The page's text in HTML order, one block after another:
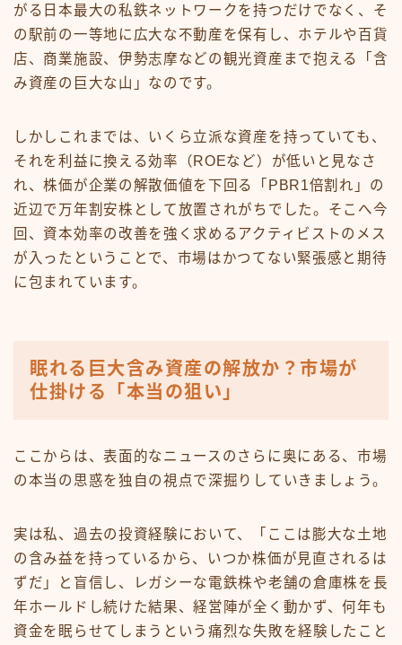
がる日本最大の私鉄ネットワークを持つだけでなく、そ
の駅前の一等地に広大な不動産を保有し、ホテルや百貨
店、商業施設、伊勢志摩などの観光資産まで抱える「含
み資産の巨大な山」なのです。
しかしこれまでは、いくら立派な資産を持っていても、
それを利益に換える効率（ROEなど）が低いと見なさ
れ、株価が企業の解散価値を下回る「PBR1倍割れ」の
近辺で万年割安株として放置されがちでした。そこへ今
回、資本効率の改善を強く求めるアクティビストのメス
が入ったということで、市場はかつてない緊張感と期待
に包まれています。
眠れる巨大含み資産の解放か？市場が
仕掛ける「本当の狙い」
ここからは、表面的なニュースのさらに奥にある、市場
の本当の思惑を独自の視点で深掘りしていきましょう。
実は私、過去の投資経験において、「ここは膨大な土地
の含み益を持っているから、いつか株価が見直されるは
ずだ」と盲信し、レガシーな電鉄株や老舗の倉庫株を長
年ホールドし続けた結果、経営陣が全く動かず、何年も
資金を眠らせてしまうという痛烈な失敗を経験したこと